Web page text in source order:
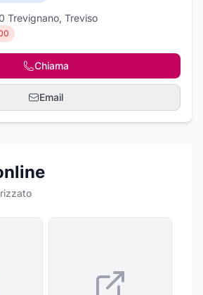
Trevignano, Treviso
Chiama
Email